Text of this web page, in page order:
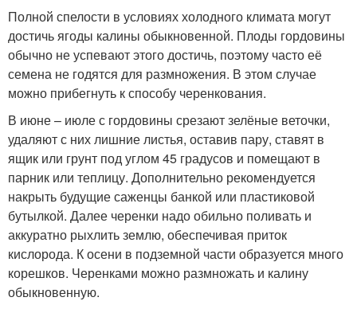
Полной спелости в условиях холодного климата могут
достичь ягоды калины обыкновенной. Плоды гордовины
обычно не успевают этого достичь, поэтому часто её
семена не годятся для размножения. В этом случае
можно прибегнуть к способу черенкования.
В июне – июле с гордовины срезают зелёные веточки,
удаляют с них лишние листья, оставив пару, ставят в
ящик или грунт под углом 45 градусов и помещают в
парник или теплицу. Дополнительно рекомендуется
накрыть будущие саженцы банкой или пластиковой
бутылкой. Далее черенки надо обильно поливать и
аккуратно рыхлить землю, обеспечивая приток
кислорода. К осени в подземной части образуется много
корешков. Черенками можно размножать и калину
обыкновенную.